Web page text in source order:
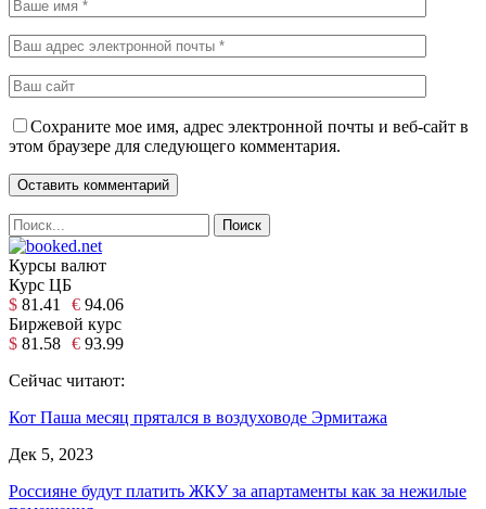
Сохраните мое имя, адрес электронной почты и веб-сайт в
этом браузере для следующего комментария.
Курсы валют
Курс ЦБ
$ 81.41 € 94.06
Биржевой курс
$ 81.58 € 93.99
Сейчас читают:
Кот Паша месяц прятался в воздуховоде Эрмитажа
Дек 5, 2023
Россияне будут платить ЖКУ за апартаменты как за нежилые